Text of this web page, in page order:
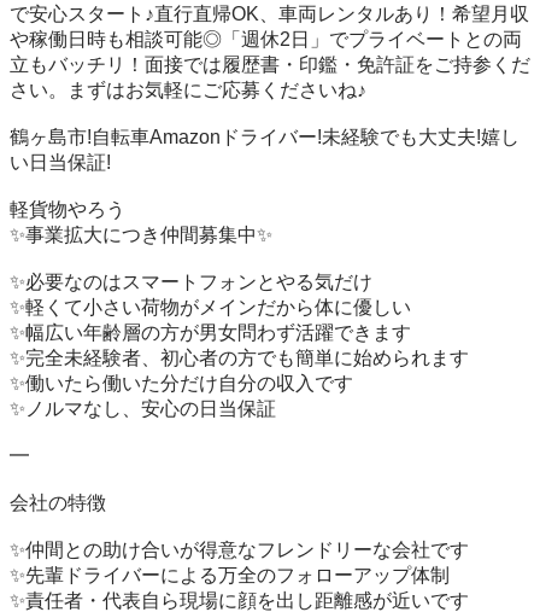
で安心スタート♪直行直帰OK、車両レンタルあり！希望月収
や稼働日時も相談可能◎「週休2日」でプライベートとの両
立もバッチリ！面接では履歴書・印鑑・免許証をご持参くだ
さい。まずはお気軽にご応募くださいね♪
鶴ヶ島市!自転車Amazonドライバー!未経験でも大丈夫!嬉し
い日当保証!
軽貨物やろう
✨事業拡大につき仲間募集中✨
✨必要なのはスマートフォンとやる気だけ
✨軽くて小さい荷物がメインだから体に優しい
✨幅広い年齢層の方が男女問わず活躍できます
✨完全未経験者、初心者の方でも簡単に始められます
✨働いたら働いた分だけ自分の収入です
✨ノルマなし、安心の日当保証
━
会社の特徴
✨仲間との助け合いが得意なフレンドリーな会社です
✨先輩ドライバーによる万全のフォローアップ体制
✨責任者・代表自ら現場に顔を出し距離感が近いです